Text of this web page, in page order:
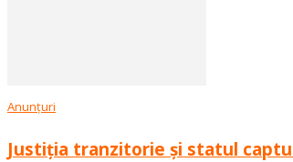
Anunțuri
Justiția tranzitorie și statul